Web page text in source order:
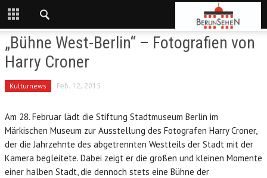
„Bühne West-Berlin“ – Fotografien von
Harry Croner
Kulturnews Feb. 12, 2015
Am 28. Februar lädt die Stiftung Stadtmuseum Berlin im
Märkischen Museum zur Ausstellung des Fotografen Harry Croner,
der die Jahrzehnte des abgetrennten Westteils der Stadt mit der
Kamera begleitete. Dabei zeigt er die großen und kleinen Momente
einer halben Stadt, die dennoch stets eine Bühne der